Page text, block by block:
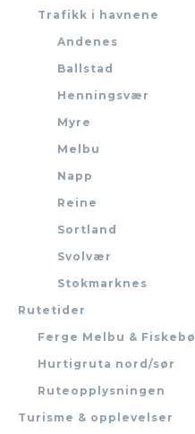
Trafikk i havnene
Andenes
Ballstad
Henningsvær
Myre
Melbu
Napp
Reine
Sortland
Svolvær
Stokmarknes
Rutetider
Ferge Melbu & Fiskebøl
Hurtigruta nord/sør
Ruteopplysningen
Turisme & opplevelser